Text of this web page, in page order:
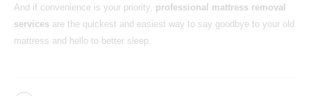
And if convenience is your priority, professional mattress removal
services are the quickest and easiest way to say goodbye to your old
mattress and hello to better sleep.